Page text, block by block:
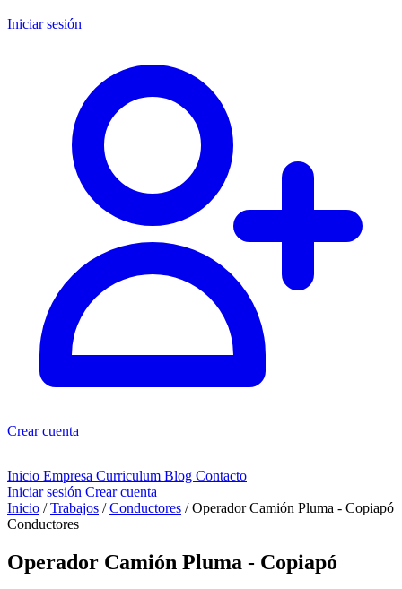
Iniciar sesión
Crear cuenta
Inicio Empresa Curriculum Blog Contacto
Iniciar sesión Crear cuenta
Inicio / Trabajos / Conductores / Operador Camión Pluma - Copiapó
Conductores
Operador Camión Pluma - Copiapó